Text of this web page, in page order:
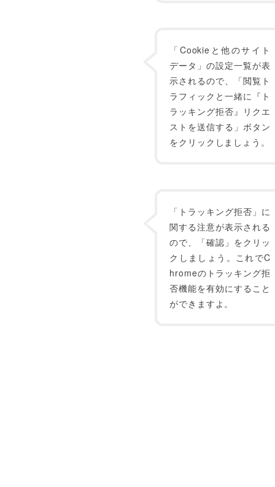
「Cookieと他のサイト
データ」の設定一覧が表
示されるので、「閲覧ト
ラフィックと一緒に『ト
ラッキング拒否』リクエ
ストを送信する」ボタン
をクリックしましょう。
「トラッキング拒否」に
関する注意が表示される
ので、「確認」をクリッ
クしましょう。これでC
hromeのトラッキング拒
否機能を有効にすること
ができますよ。